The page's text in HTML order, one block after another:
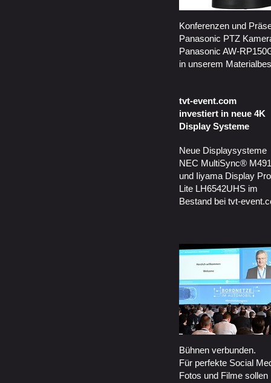
Konferenzen und
Panasonic PTZ
Panasonic AW-
in unserem
tvt-event.com
investiert in neue 4K
Display Systeme
Neue Displaysysteme
NEC MultiSync® M491
und Iiyama Display Pro
Lite LH6542UHS im
Bestand bei tvt-
Bühnen verbunden.
Für perfekte Social
Fotos und Filme